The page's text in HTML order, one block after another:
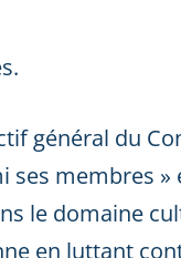
général du
membres »
le domaine
en luttant